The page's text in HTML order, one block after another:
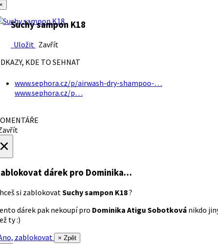
Suchy sampon K18
Uložit Zavřít
KDE TO SEHNAT
www.sephora.cz/p/airwash-dry-shampoo-…
www.sephora.cz/p…
dárek pro Dominika…
si zablokovatSuchy sampon K18?
dárek pak nekoupí pro Dominika Atigu Sobotková nikdo
ty :)
zablokovat
× Zpět